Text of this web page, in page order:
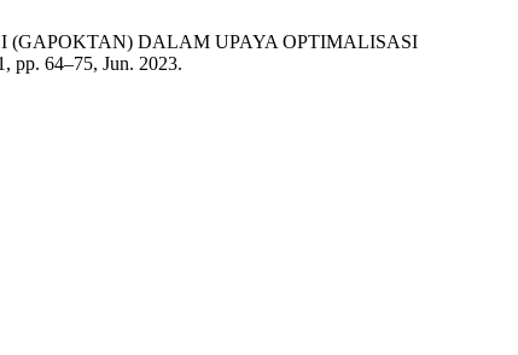
(GAPOKTAN) DALAM UPAYA OPTIMALISASI
pp. 64–75, Jun. 2023.